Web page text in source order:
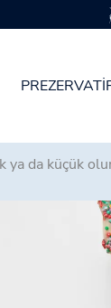
ya da küçük